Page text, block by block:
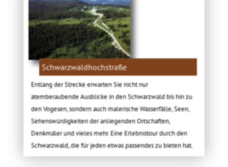
Schwarzwaldhochstraße
Entlang der Strecke erwarten Sie nicht nur
atemberaubende Ausblicke in den Schwarzwald bis hin zu
den Vogesen, sondern auch malerische Wasserfälle, Seen,
Sehenswürdigkeiten der anliegenden Ortschaften,
Denkmäler und vieles mehr. Eine Erlebnistour durch den
Schwarzwald, die für jeden etwas passendes zu bieten hat.